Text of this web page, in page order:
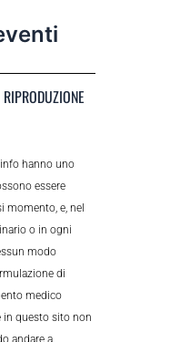
hanno uno
essere
momento, e, nel
o in ogni
modo
di
medico
in questo sito non